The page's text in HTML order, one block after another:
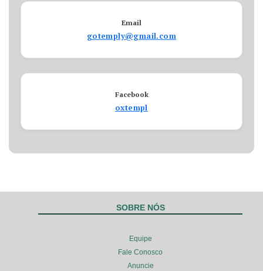
Email
gotemply@gmail.com
Facebook
oxtempl
SOBRE NÓS
Equipe
Fale Conosco
Anuncie